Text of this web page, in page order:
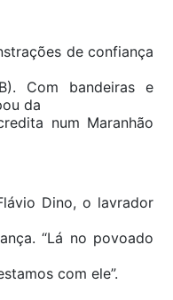
de confiança
Com bandeiras e
da
num Maranhão
Dino, o lavrador
“Lá no povoado
com ele”.